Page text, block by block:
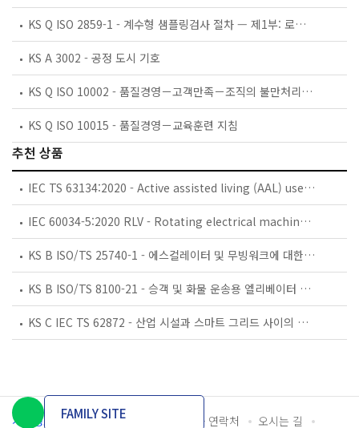
KS Q ISO 2859-1 - 계수형 샘플링검사 절차 — 제1부: 로트별 합격품질한계(AQL) 지표형 샘플링검사 방식
KS A 3002 - 공정 도시 기호
KS Q ISO 10002 - 품질경영－고객만족－조직의 불만처리에 대한 지침
KS Q ISO 10015 - 품질경영－교육훈련 지침
추천 상품
IEC TS 63134:2020 - Active assisted living (AAL) use cases
IEC 60034-5:2020 RLV - Rotating electrical machines - Part 5: Degrees of protection provided by the integral design of rotating electrical machines (IP code) - Classification
KS B ISO/TS 25740-1 - 에스컬레이터 및 무빙워크에 대한 안전요건 — 제1부: 세계공통 필수 안전요건(GESRs)
KS B ISO/TS 8100-21 - 승객 및 화물 운송용 엘리베이터 —제21부: 세계공통 필수안전요건(GESRs)을 충족하는 세계공통 안전 파라미터(GSPs)
KS C IEC TS 62872 - 산업 시설과 스마트 그리드 사이의 산업 공정 측정, 제어 및 자동화 시스템 인터페이스
개인정보처리방침 이용약관 담당자 연락처 오시는 길
FAMILY SITE